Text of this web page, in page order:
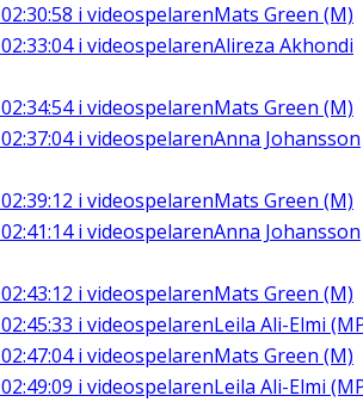
02:30:58 i videospelarenMats Green (M)
02:33:04i videospelarenAlireza Akhondi
02:34:54i videospelarenMats Green (M)
02:37:04i videospelarenAnna Johansson
02:39:12 i videospelarenMats Green (M)
02:41:14i videospelarenAnna Johansson
02:43:12 i videospelarenMats Green (M)
02:45:33 i videospelarenLeila Ali-Elmi
02:47:04i videospelarenMats Green (M)
02:49:09 i videospelarenLeila Ali-Elmi